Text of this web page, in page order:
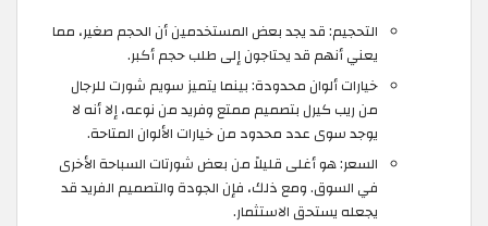
التحجيم: قد يجد بعض المستخدمين أن الحجم صغير، مما
يعني أنهم قد يحتاجون إلى طلب حجم أكبر.
خيارات ألوان محدودة: بينما يتميز سويم شورت للرجال
من ريب كيرل بتصميم ممتع وفريد ​​من نوعه، إلا أنه لا
يوجد سوى عدد محدود من خيارات الألوان المتاحة.
السعر: هو أغلى قليلاً من بعض شورتات السباحة الأخرى
في السوق. ومع ذلك، فإن الجودة والتصميم الفريد قد
يجعله يستحق الاستثمار.